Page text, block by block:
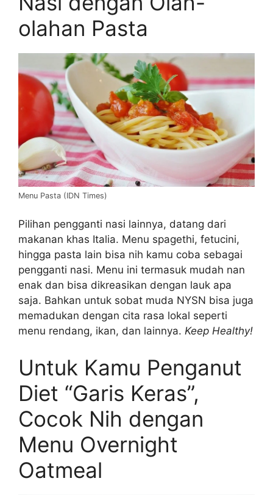
olahan Pasta
Menu Pasta (IDN Times)
Pilihan pengganti nasi lainnya, datang dari
makanan khas Italia. Menu spagethi, fetucini,
hingga pasta lain bisa nih kamu coba sebagai
pengganti nasi. Menu ini termasuk mudah nan
enak dan bisa dikreasikan dengan lauk apa
saja. Bahkan untuk sobat muda NYSN bisa juga
memadukan dengan cita rasa lokal seperti
menu rendang, ikan, dan lainnya. Keep Healthy!
Untuk Kamu Penganut
Diet “Garis Keras”,
Cocok Nih dengan
Menu Overnight
Oatmeal